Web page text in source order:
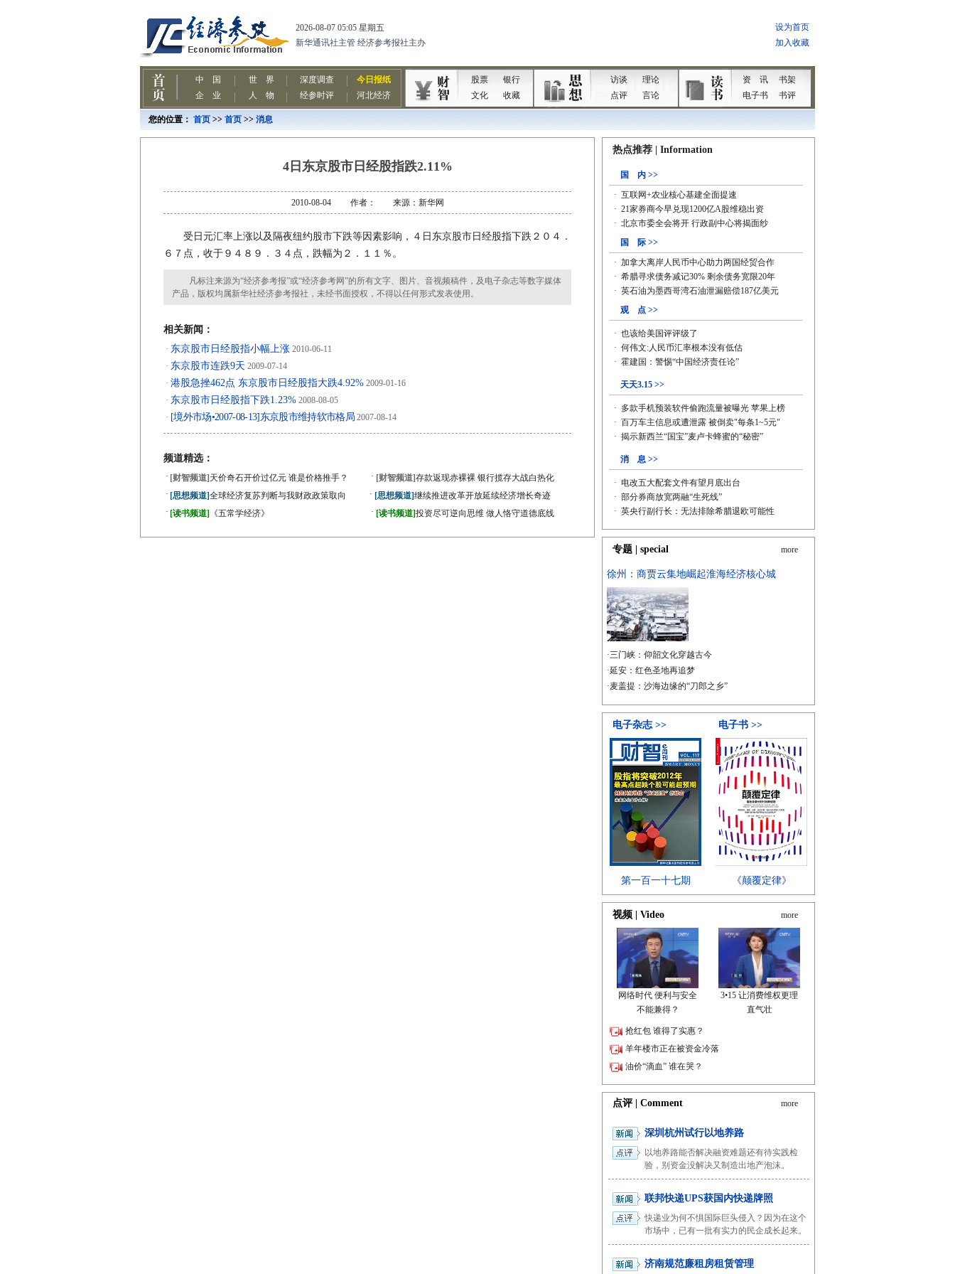
您的位置： 首页 >> 首页 >> 消息
4日东京股市日经股指跌2.11%
2010-08-04 作者： 来源：新华网
受日元汇率上涨以及隔夜纽约股市下跌等因素影响，４日东京股市日经股指下跌２０４．
６７点，收于９４８９．３４点，跌幅为２．１１％。
凡标注来源为“经济参考报”或“经济参考网”的所有文字、图片、音视频稿件，及电子杂志等数字媒体
产品，版权均属新华社经济参考报社，未经书面授权，不得以任何形式发表使用。
相关新闻：
· 东京股市日经股指小幅上涨 2010-06-11
· 东京股市连跌9天 2009-07-14
· 港股急挫462点 东京股市日经股指大跌4.92% 2009-01-16
· 东京股市日经股指下跌1.23% 2008-08-05
· [境外市场•2007-08-13]东京股市维持软市格局 2007-08-14
频道精选：
· [财智频道] 天价奇石开价过亿元 谁是价格推手？ · [财智频道]存款返现赤裸裸 银行揽存大战白热化
· [思想频道]全球经济复苏判断与我财政政策取向 · [思想频道]继续推进改革开放延续经济增长奇迹
· [读书频道] 《五常学经济》 · [读书频道]投资尽可逆向思维 做人恪守道德底线